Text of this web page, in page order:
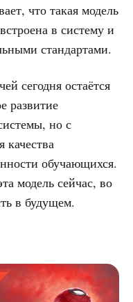
что такая модель
в систему и
стандартами.
сегодня остаётся
развитие
но с
качества
обучающихся.
модель сейчас, во
в будущем.